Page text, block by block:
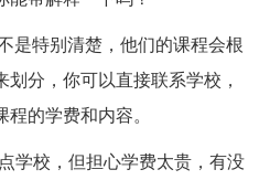
是特别清楚，他们的课程会根
分，你可以直接联系学校，
的学费和内容。
学校，但担心学费太贵，有没